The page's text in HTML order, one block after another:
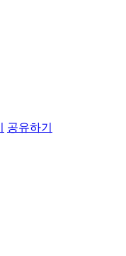
공유하기